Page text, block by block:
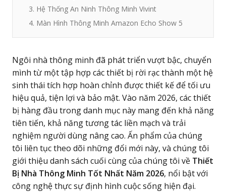
3. Hệ Thống An Ninh Thông Minh Vivint
4. Màn Hình Thông Minh Amazon Echo Show 5
Ngôi nhà thông minh đã phát triển vượt bậc, chuyển
mình từ một tập hợp các thiết bị rời rạc thành một hệ
sinh thái tích hợp hoàn chỉnh được thiết kế để tối ưu
hiệu quả, tiện lợi và bảo mật. Vào năm 2026, các thiết
bị hàng đầu trong danh mục này mang đến khả năng
tiên tiến, khả năng tương tác liền mạch và trải
nghiệm người dùng nâng cao. Ấn phẩm của chúng
tôi liên tục theo dõi những đổi mới này, và chúng tôi
giới thiệu danh sách cuối cùng của chúng tôi về Thiết
Bị Nhà Thông Minh Tốt Nhất Năm 2026, nổi bật với
công nghệ thực sự định hình cuộc sống hiện đại.